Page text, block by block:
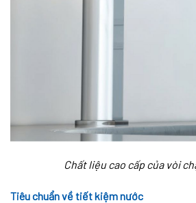
Chất liệu cao cấp của vòi
Tiêu chuẩn về tiết kiệm nước